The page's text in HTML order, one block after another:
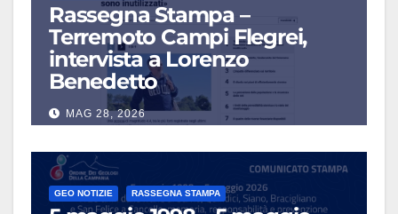
Rassegna Stampa –
Terremoto Campi Flegrei,
intervista a Lorenzo
Benedetto
MAG 28, 2026
GEO NOTIZIE RASSEGNA STAMPA